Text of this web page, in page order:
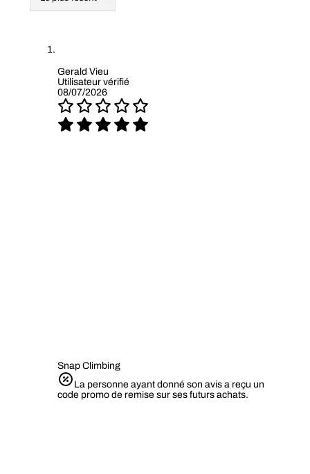
Gerald Vieu
Utilisateur vérifié
08/07/2026
Snap Climbing
La personne ayant donné son avis a reçu un
code promo de remise sur ses futurs achats.